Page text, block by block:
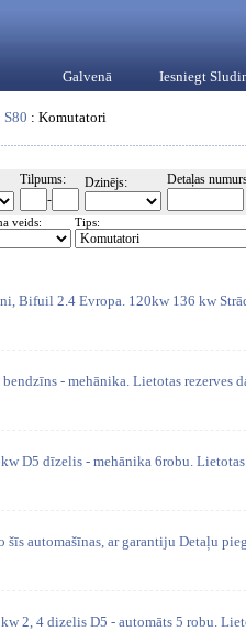
Galvenā Iesniegt
S80 : Komutatori
Tilpums:
-
Dzinējs: Detaļas
veids: Tips:
Bifuil 2.4 Evropa. 120kw 136 kw
- mehānika. Lietotas rezerves
D5 dīzelis - mehānika 6robu. Lietotas
šīs automašīnas, ar garantiju Detaļu
2, 4 dizelis D5 - automāts 5 robu.